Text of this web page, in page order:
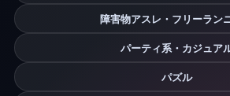
障害物アスレ・フリーラン
パーティ系・カジュア
パズル